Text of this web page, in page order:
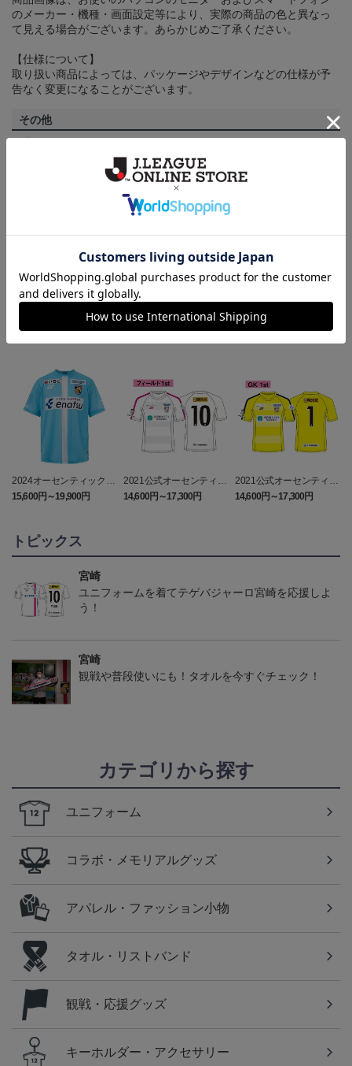
のメーカー・機種・画面設定等により、実際の商品の色と異なっ
て見える場合がございます。あらかじめご了承ください。
【仕様について】
取り扱い商品によっては、パッケージやデザインなどの仕様が予
告なく変更になることがございます。
その他
ギフト対応について
ランキング
2024オーセンティックユ
ニフォーム（GK2nd）
15,600円～19,900円
2021公式オーセンティッ
クユニフォーム 1st
14,600円～17,300円
2021公式オーセンティッ
クユニフォーム GK1st
14,600円～17,300円
トピックス
宮崎
ユニフォームを着てテゲバジャーロ宮崎を応援しよ
う！
宮崎
観戦や普段使いにも！タオルを今すぐチェック！
カテゴリから探す
ユニフォーム
コラボ・メモリアルグッズ
アパレル・ファッション小物
タオル・リストバンド
観戦・応援グッズ
キーホルダー・アクセサリー